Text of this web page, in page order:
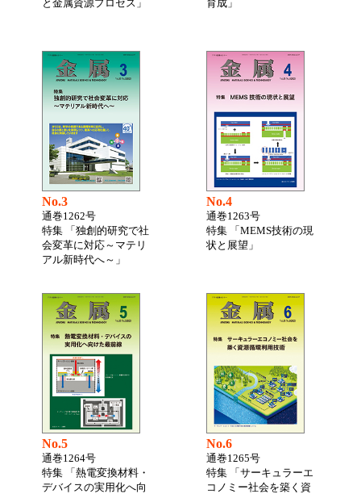
と金属資源プロセス」 育成」
No.3
通巻1262号
特集 「独創的研究で社
会変革に対応～マテリ
アル新時代へ～」
No.4
通巻1263号
特集 「MEMS技術の現
状と展望」
No.5
通巻1264号
特集 「熱電変換材料・
デバイスの実用化へ向
No.6
通巻1265号
特集 「サーキュラーエ
コノミー社会を築く資